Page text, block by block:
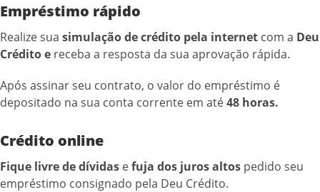
Empréstimo rápido
Realize sua simulação de crédito pela internet com a Deu
Crédito e receba a resposta da sua aprovação rápida.
Após assinar seu contrato, o valor do empréstimo é
depositado na sua conta corrente em até48 horas.
Crédito online
Fique livre de dívidas efuja dos juros altos pedido seu
empréstimo consignado pela Deu Crédito.